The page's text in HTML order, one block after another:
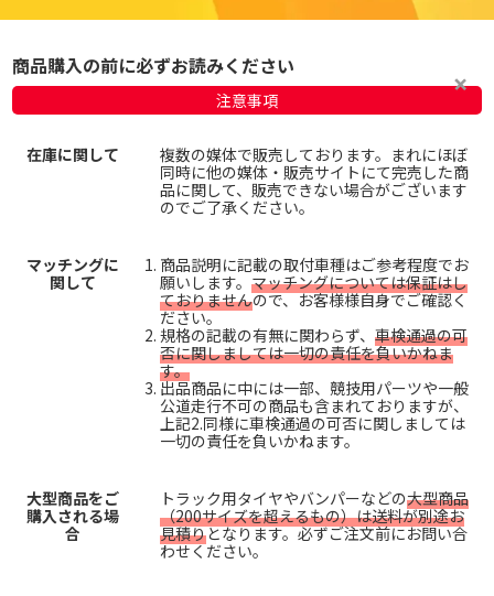
商品購入の前に必ずお読みください
注意事項
在庫に関して
複数の媒体で販売しております。まれにほぼ
同時に他の媒体・販売サイトにて完売した商
品に関して、販売できない場合がございます
のでご了承ください。
マッチングに
関して
商品説明に記載の取付車種はご参考程度でお
願いします。 マッチングについては保証はし
ておりませんので、お客様様自身でご確認く
ださい。
規格の記載の有無に関わらず、 車検通過の可
否に関しましては一切の責任を負いかねま
す。
出品商品に中には一部、競技用パーツや一般
公道走行不可の商品も含まれておりますが、
上記2.同様に車検通過の可否に関しましては
一切の責任を負いかねます。
大型商品をご
購入される場
合
トラック用タイヤやバンパーなどの大型商品
（200サイズを超えるもの）は送料が別途お
見積りとなります。必ずご注文前にお問い合
わせください。